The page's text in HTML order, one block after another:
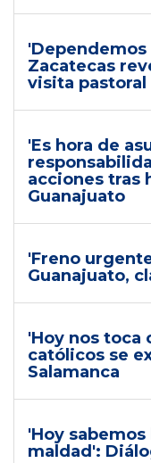
Zacatecas
visita
'Es hora de
acciones tras
Guanajuato
'Freno
Guanajuato,
'Hoy nos toca
católicos se
Salamanca
'Hoy
maldad':